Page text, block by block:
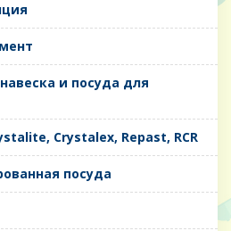
и посуда для
Crystalex, Repast, RCR
посуда